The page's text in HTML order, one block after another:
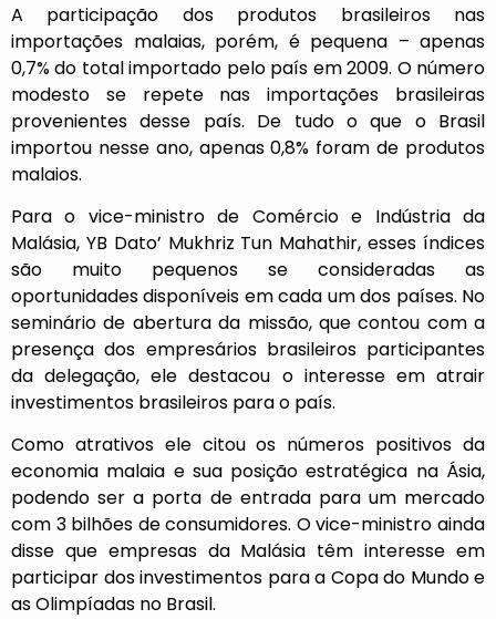
A participação dos produtos brasileiros nas
importações malaias, porém, é pequena – apenas
0,7% do total importado pelo país em 2009. O número
modesto se repete nas importações brasileiras
provenientes desse país. De tudo o que o Brasil
importou nesse ano, apenas 0,8% foram de produtos
malaios.
Para o vice-ministro de Comércio e Indústria da
Malásia, YB Dato’ Mukhriz Tun Mahathir, esses índices
são muito pequenos se consideradas as
oportunidades disponíveis em cada um dos países. No
seminário de abertura da missão, que contou com a
presença dos empresários brasileiros participantes
da delegação, ele destacou o interesse em atrair
investimentos brasileiros para o país.
Como atrativos ele citou os números positivos da
economia malaia e sua posição estratégica na Ásia,
podendo ser a porta de entrada para um mercado
com 3 bilhões de consumidores. O vice-ministro ainda
disse que empresas da Malásia têm interesse em
participar dos investimentos para a Copa do Mundo e
as Olimpíadas no Brasil.